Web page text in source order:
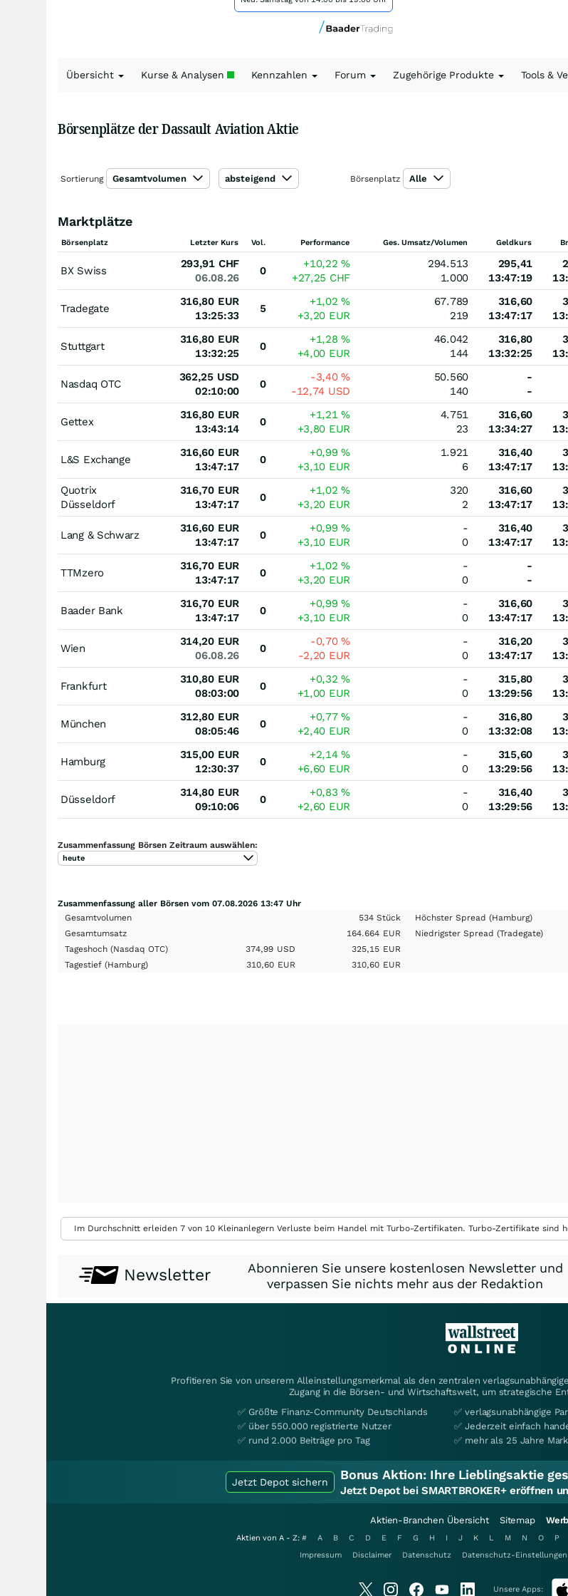
Übersicht Kurse & Analysen Kennzahlen Forum Zugehörige Produkte Tools &
Börsenplätze der Dassault Aviation Aktie
Sortierung Gesamtvolumen absteigend Börsenplatz Alle
Marktplätze
Börsenplatz Letzter Kurs Vol. Performance Ges. Umsatz/Volumen Geldkurs
BX Swiss
293,91 CHF
06.08.26
0
+10,22%
+27,25 CHF
294.513
1.000
295,41
13:47:19
Tradegate
316,80 EUR
13:25:33
5
+1,02%
+3,20 EUR
67.789
219
316,60
13:47:17
Stuttgart
316,80 EUR
13:32:25
0
+1,28%
+4,00 EUR
46.042
144
316,80
13:32:25
Nasdaq OTC
362,25 USD
02:10:00
0
-3,40%
-12,74 USD
50.560
140
-
-
Gettex
316,80 EUR
13:43:14
0
+1,21%
+3,80 EUR
4.751
23
316,60
13:34:27
L&S Exchange
316,60 EUR
13:47:17
0
+0,99%
+3,10 EUR
1.921
6
316,40
13:47:17
Quotrix
Düsseldorf
316,70 EUR
13:47:17
0
+1,02%
+3,20 EUR
320
2
316,60
13:47:17
Lang & Schwarz
316,60 EUR
13:47:17
0
+0,99%
+3,10 EUR
-
0
316,40
13:47:17
TTMzero
316,70 EUR
13:47:17
0
+1,02%
+3,20 EUR
-
0
-
-
Baader Bank
316,70 EUR
13:47:17
0
+0,99%
+3,10 EUR
-
0
316,60
13:47:17
Wien
314,20 EUR
06.08.26
0
-0,70%
-2,20 EUR
-
0
316,20
13:47:17
Frankfurt
310,80 EUR
08:03:00
0
+0,32%
+1,00 EUR
-
0
315,80
13:29:56
München
312,80 EUR
08:05:46
0
+0,77%
+2,40 EUR
-
0
316,80
13:32:08
Hamburg
315,00 EUR
12:30:37
0
+2,14%
+6,60 EUR
-
0
315,60
13:29:56
Düsseldorf
314,80 EUR
09:10:06
0
+0,83%
+2,60 EUR
-
0
316,40
13:29:56
Zusammenfassung Börsen Zeitraum auswählen:
heute
Zusammenfassung aller Börsen vom 07.08.2026 13:47 Uhr
Gesamtvolumen
534 Stück Höchster Spread(Hamburg)
Gesamtumsatz
164.664 EUR Niedrigster Spread(Tradegate)
Tageshoch (Nasdaq OTC) 374,99 USD 325,15 EUR
Tagestief (Hamburg) 310,60 EUR 310,60 EUR
Im Durchschnitt erleiden 7 von 10 Kleinanlegern Verluste beim Handel mit Turbo-Zertifikaten. Turbo-Zertifikate sind
Newsletter
Abonnieren Sie unsere kostenlosen Newsletter und
verpassen Sie nichts mehr aus der Redaktion
Profitieren Sie von unserem Alleinstellungsmerkmal als den zentralen
Zugang in die Börsen- und Wirtschaftswelt, um strategische
✅ Größte Finanz-Community Deutschlands
✅ über 550.000 registrierte Nutzer
✅ rund 2.000 Beiträge pro Tag
✅ verlagsunabhängige
✅ Jederzeit einfach
✅ mehr als 25 Jahre
Jetzt Depot sichern Bonus Aktion: Ihre Lieblingsaktie
Jetzt Depot bei SMARTBROKER+ eröffnen
Aktien-Branchen Übersicht Sitemap
Aktien von A - Z: # A B C D E F G H I J K L M N O P
Impressum
Disclaimer Datenschutz Datenschutz-Einstellungen
Unsere Apps: